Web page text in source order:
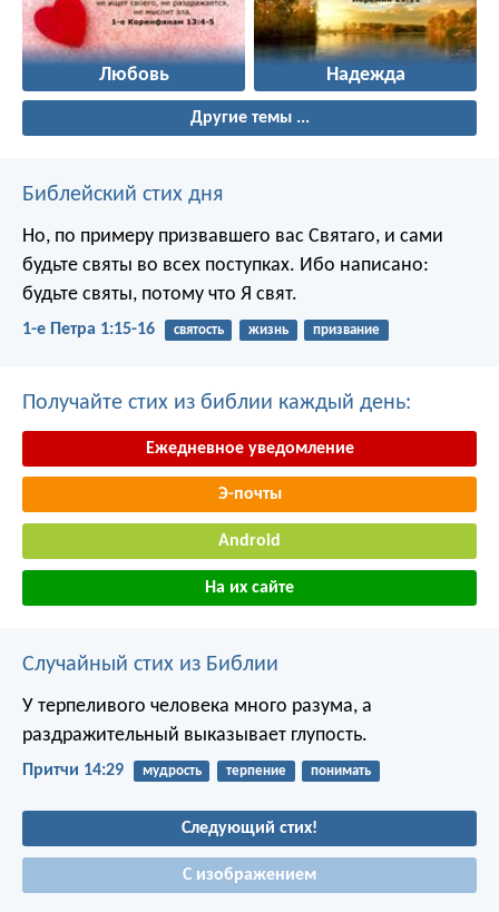
Любовь Надежда
Другие темы ...
Библейский стих дня
Но, по примеру призвавшего вас Святаго, и сами
будьте святы во всех поступках. Ибо написано:
будьте святы, потому что Я свят.
1-е Петра 1:15-16 святость жизнь призвание
Получайте стих из библии каждый день:
Ежедневное уведомление
Э-почты
Android
На их сайте
Случайный стих из Библии
У терпеливого человека много разума, а
раздражительный выказывает глупость.
Притчи 14:29 мудрость терпение понимать
Следующий стих!
С изображением